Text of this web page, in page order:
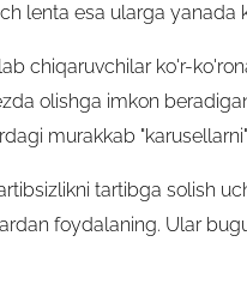
lenta esa ularga yanada
chiqaruvchilar ko'r-
olishga imkon
murakkab
tartibga solish
foydalaning. Ular